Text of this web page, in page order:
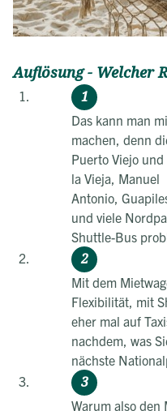
Auflösung - Welcher
Das kann man
machen, denn
Puerto Viejo
la Vieja, Manuel
Antonio,
und viele
Shuttle-Bus
Mit dem
Flexibilität, mit
eher mal auf
nachdem, was
nächste
Warum also den